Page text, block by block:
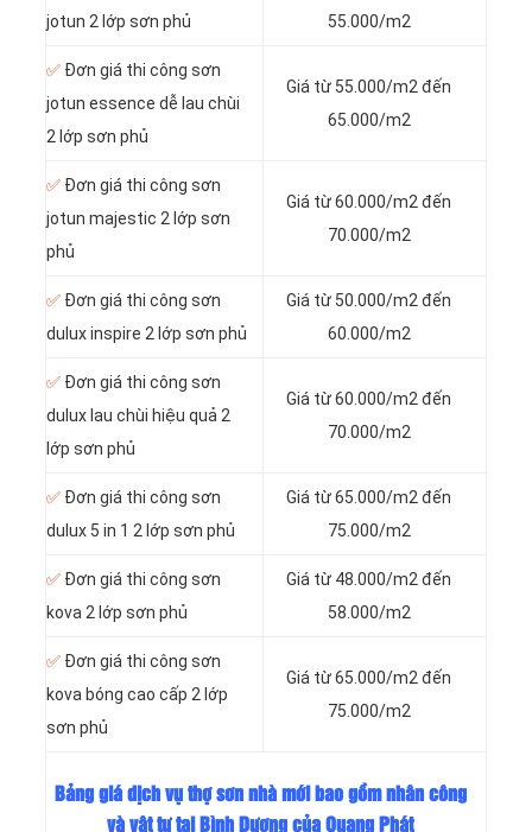
jotun 2 lớp sơn phủ
55.000/m2
✅ Đơn giá thi công sơn
jotun essence dễ lau chùi
2 lớp sơn phủ
Giá từ 55.000/m2 đến
65.000/m2
✅ Đơn giá thi công sơn
jotun majestic 2 lớp sơn
phủ
Giá từ 60.000/m2 đến
70.000/m2
✅ Đơn giá thi công sơn
dulux inspire 2 lớp sơn phủ
Giá từ 50.000/m2 đến
60.000/m2
✅ Đơn giá thi công sơn
dulux lau chùi hiệu quả 2
lớp sơn phủ
Giá từ 60.000/m2 đến
70.000/m2
✅ Đơn giá thi công sơn
dulux 5 in 1 2 lớp sơn phủ
Giá từ 65.000/m2 đến
75.000/m2
✅ Đơn giá thi công sơn
kova 2 lớp sơn phủ
Giá từ 48.000/m2 đến
58.000/m2
✅ Đơn giá thi công sơn
kova bóng cao cấp 2 lớp
sơn phủ
Giá từ 65.000/m2 đến
75.000/m2
Bảng giá dịch vụ thợ sơn nhà mới bao gồm nhân công
và vật tư tại Bình Dương của Quang Phát